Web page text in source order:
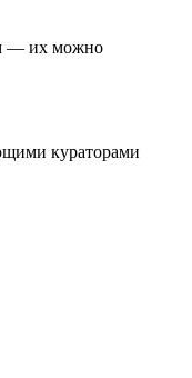
— их можно
кураторами